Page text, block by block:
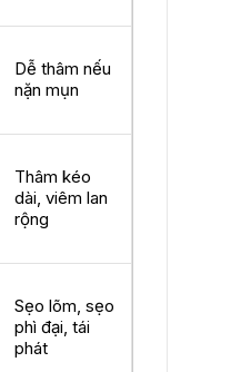
Dễ thâm nếu
nặn mụn
Thâm kéo
dài, viêm lan
rộng
Sẹo lõm, sẹo
phì đại, tái
phát